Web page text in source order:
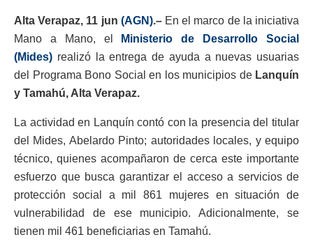
Alta Verapaz, 11 jun (AGN).–En el marco de la iniciativa
Mano a Mano, el
Ministerio de Desarrollo Social
(Mides) realizó la entrega de ayuda a nuevas usuarias
del Programa Bono Social en los municipios de Lanquín
y Tamahú, Alta Verapaz.
La actividad en Lanquín contó con la presencia del titular
del Mides, Abelardo Pinto; autoridades locales, y equipo
técnico, quienes acompañaron de cerca este importante
esfuerzo que busca garantizar el acceso a servicios de
protección social a mil 861 mujeres en situación de
vulnerabilidad de ese municipio. Adicionalmente, se
tienen mil 461 beneficiarias en Tamahú.